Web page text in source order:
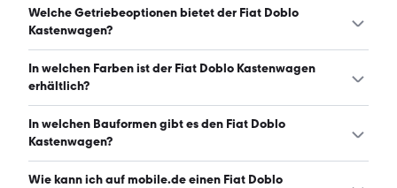
Der Fiat Doblo Kastenwagen hat Leistungen zwischen 75
und 136 PS. (Stand: 7.8.2026)
Welche Getriebeoptionen bietet der Fiat Doblo
Kastenwagen?
Der Fiat Doblo Kastenwagen ist mit manuellem und
automatischem Getriebe erhältlich. (Stand: 7.8.2026)
In welchen Farben ist der Fiat Doblo Kastenwagen
erhältlich?
Den Fiat Doblo Kastenwagen gibt es in folgenden Farben:
weiß, schwarz und grau. Die häufigste Farbe ist weiß.
In welchen Bauformen gibt es den Fiat Doblo
Kastenwagen?
Den Fiat Doblo Kastenwagen gibt es in folgenden
Wie kann ich auf mobile.de einen Fiat Doblo